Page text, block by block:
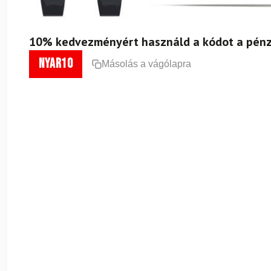
10% kedvezményért használd a kódot a
nyar10 Másolás a vágólapra